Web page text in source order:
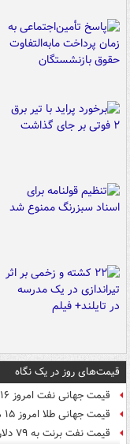
قیمت‌های روز در یک نگاه
قیمت جهانی نفت امروز ۱۶ مرداد
قیمت جهانی طلا امروز ۱۵ مرداد
قیمت نفت برنت به ۷۹ دلار رسید